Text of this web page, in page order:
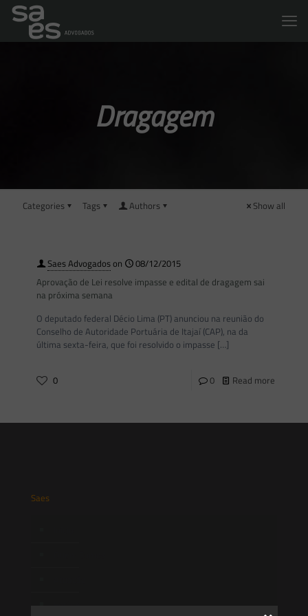
Dragagem
Categories Tags Authors Show all
Saes Advogadoson
08/12/2015
Aprovação de Lei resolve impasse e edital de dragagem sai
na próxima semana
O deputado federal Décio Lima (PT) anunciou na reunião do
Conselho de Autoridade Portuária de Itajaí (CAP), na da
última sexta-feira, que foi resolvido o impasse […]
0 0 Read more
Saes